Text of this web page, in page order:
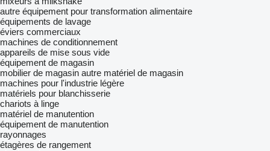
autre équipement pour transformation alimentaire
équipements de lavage
éviers commerciaux
machines de conditionnement
appareils de mise sous vide
équipement de magasin
mobilier de magasin autre matériel de magasin
machines pour l'industrie légère
matériels pour blanchisserie
chariots à linge
matériel de manutention
équipement de manutention
rayonnages
étagères de rangement